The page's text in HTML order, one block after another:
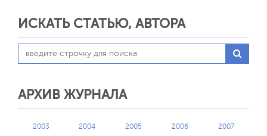
ИСКАТЬ СТАТЬЮ, АВТОРА
АРХИВ ЖУРНАЛА
2003 2004 2005 2006 2007